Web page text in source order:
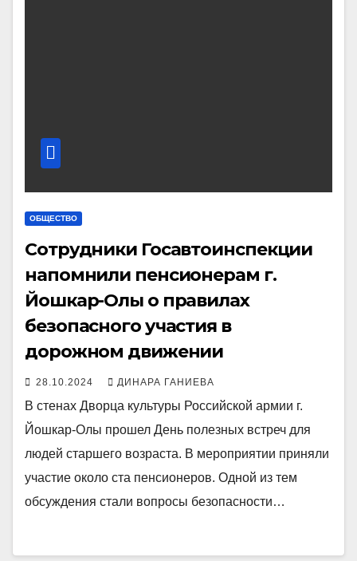
ОБЩЕСТВО
Сотрудники Госавтоинспекции
напомнили пенсионерам г.
Йошкар-Олы о правилах
безопасного участия в
дорожном движении
28.10.2024 ДИНАРА ГАНИЕВА
В стенах Дворца культуры Российской армии г.
Йошкар-Олы прошел День полезных встреч для
людей старшего возраста. В мероприятии приняли
участие около ста пенсионеров. Одной из тем
обсуждения стали вопросы безопасности…